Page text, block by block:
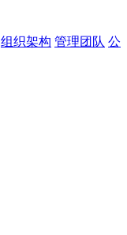
组织架构 管理团队 公